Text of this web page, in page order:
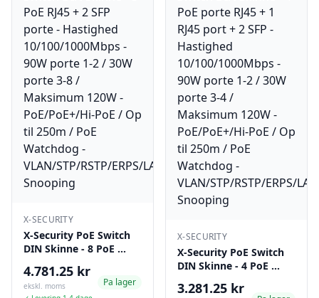
X-SECURITY
X-Security PoE Switch
DIN Skinne - 8 PoE …
4.781.25 kr
ekskl. moms
Pa lager
X-SECURITY
X-Security PoE Switch
DIN Skinne - 4 PoE …
3.281.25 kr